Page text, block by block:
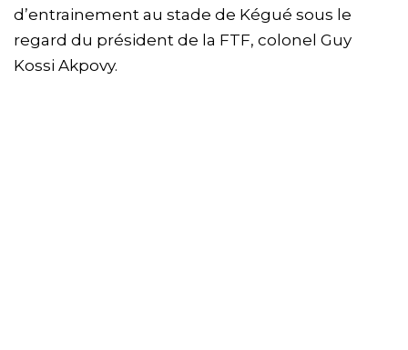
d’entrainement au stade de Kégué sous le
regard du président de la FTF, colonel Guy
Kossi Akpovy.